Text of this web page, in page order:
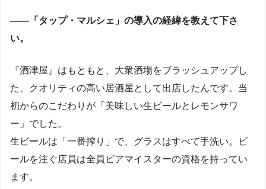
――「タップ・マルシェ」の導入の経緯を教えて下さ
い。
『酒津屋』はもともと、大衆酒場をブラッシュアップし
た、クオリティの高い居酒屋として出店したんです。当
初からのこだわりが「美味しい生ビールとレモンサワ
ー」でした。
生ビールは「一番搾り」で、グラスはすべて手洗い。ビ
ールを注ぐ店員は全員ビアマイスターの資格を持ってい
ます。